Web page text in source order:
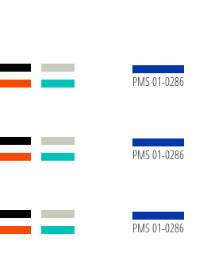
PMS 01-0286
PMS 01-0286
PMS 01-0286